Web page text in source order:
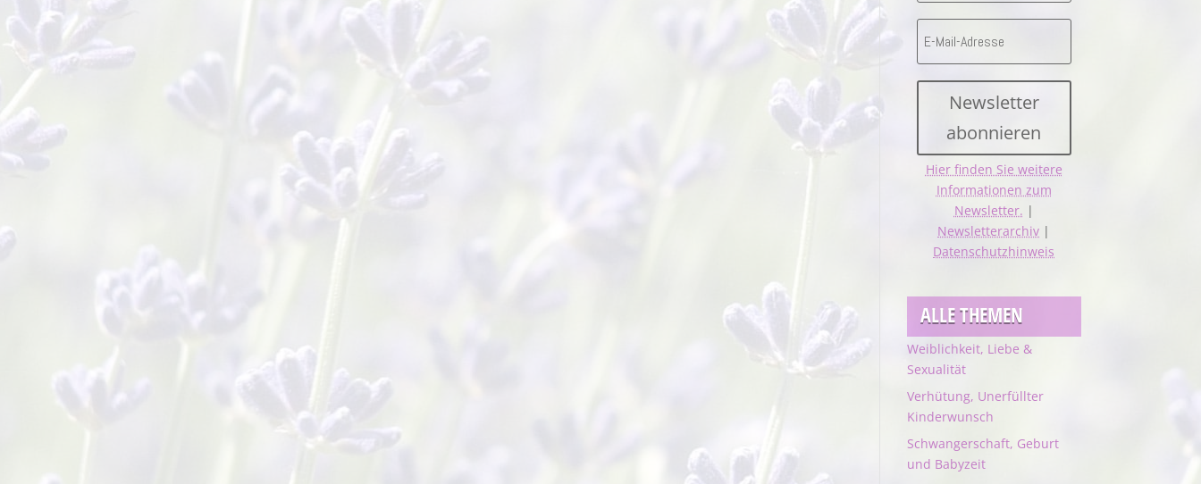
Newsletter
abonnieren
Hier finden Sie weitere
Informationen zum
Newsletter. |
Newsletterarchiv |
Datenschutzhinweis
ALLE THEMEN
Weiblichkeit, Liebe &
Sexualität
Verhütung, Unerfüllter
Kinderwunsch
Schwangerschaft, Geburt
und Babyzeit